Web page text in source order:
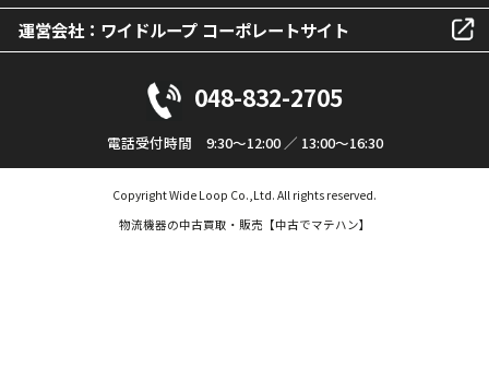
運営会社：ワイドループ コーポレートサイト
048-832-2705
電話受付時間 9:30～12:00 ／ 13:00～16:30
Copyright Wide Loop Co.,Ltd. All rights reserved.
物流機器の中古買取・販売【中古でマテハン】